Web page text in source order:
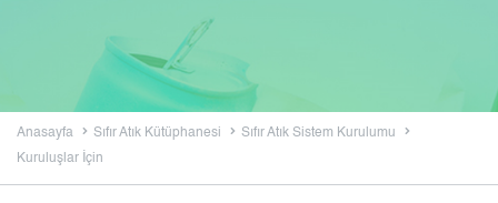
Anasayfa Sıfır Atık Kütüphanesi
Sıfır Atık Sistem Kurulumu
Kuruluşlar İçin